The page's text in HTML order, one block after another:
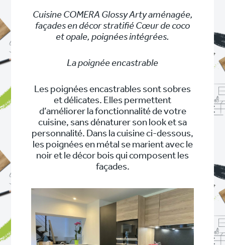
Cuisine COMERA Glossy Arty aménagée,
façades en décor stratifié Cœur de coco
et opale, poignées intégrées.
La poignée encastrable
Les poignées encastrables sont sobres
et délicates. Elles permettent
d’améliorer la fonctionnalité de votre
cuisine, sans dénaturer son look et sa
personnalité. Dans la cuisine ci-dessous,
les poignées en métal se marient avec le
noir et le décor bois qui composent les
façades.